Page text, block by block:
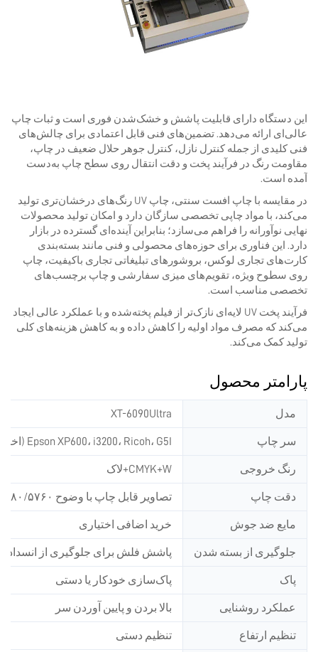
این دستگاه دارای قابلیت پاشش و خشک‌شدن فوری است و ثبات چاپ
عالی‌ای ارائه می‌دهد. تضمین‌های فنی قابل اعتمادی برای چالش‌های
فنی کلیدی از جمله کنترل نازل، کنترل جوهر حلال ضعیف در چاپ،
مقاومت رنگ در فرآیند پخت و دقت انتقال روی سطح چاپ به‌دست
آمده است.
در مقایسه با چاپ افست سنتی، چاپ UV رنگ‌های درخشان‌تری تولید
می‌کند، با مواد چاپی تخصصی سازگان دارد و امکان تولید محصولات
نهایی نوآورانه را فراهم می‌سازد؛ بنابراین آینده‌ای گسترده در بازار
دارد. این فناوری برای حوزه‌های محصولی و فنی مانند بسته‌بندی
کارت‌های تجاری لوکس، بروشورهای تبلیغاتی تجاری باکیفیت، چاپ
روی سطوح ویژه، تقویم‌های میزی سفارشی و چاپ برچسب‌های
تخصصی مناسب است.
فرآیند پخت UV لایه‌ای نازک‌تر از فیلم پخته‌شده و با عملکرد عالی ایجاد
می‌کند که مصرف مواد اولیه را کاهش داده و به کاهش هزینه‌های کلی
تولید کمک می‌کند.
پارامتر محصول
مدل XT-6090Ultra
سر چاپ Epson XP600، i3200، Ricoh، G5I (اختیاری)
رنگ خروجی CMYK+W+لاک
دقت چاپ تصاویر قابل چاپ با وضوح ۷۲۰/۱۴۴۰/۲۸۸۰/۵۷۶۰ نقطه در اینچ
مایع ضد جوش خرید اضافی اختیاری
جلوگیری از بسته شدن پاشش فلش برای جلوگیری از انسداد
پاک پاک‌سازی خودکار یا دستی
عملکرد روشنایی بالا بردن و پایین آوردن سر
تنظیم ارتفاع تنظیم دستی